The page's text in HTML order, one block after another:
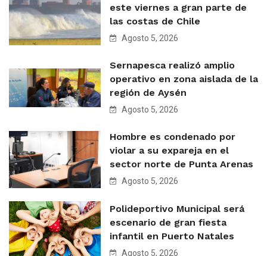
este viernes a gran parte de
las costas de Chile
Agosto 5, 2026
Sernapesca realizó amplio
operativo en zona aislada de la
región de Aysén
Agosto 5, 2026
Hombre es condenado por
violar a su expareja en el
sector norte de Punta Arenas
Agosto 5, 2026
Polideportivo Municipal será
escenario de gran fiesta
infantil en Puerto Natales
Agosto 5, 2026